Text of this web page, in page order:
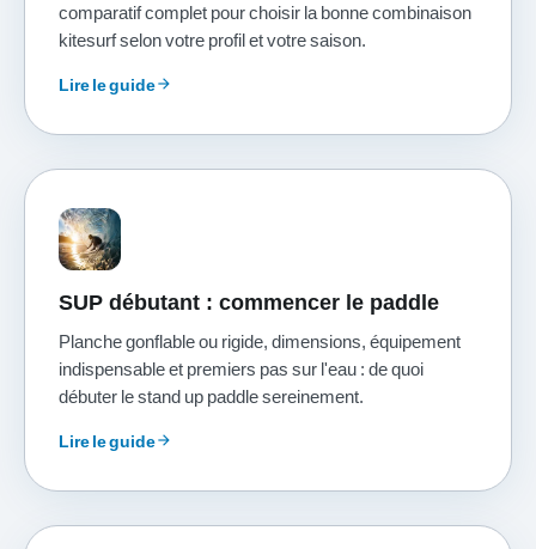
comparatif complet pour choisir la bonne combinaison
kitesurf selon votre profil et votre saison.
Lire le guidearrow_forward
SUP débutant : commencer le paddle
Planche gonflable ou rigide, dimensions, équipement
indispensable et premiers pas sur l'eau : de quoi
débuter le stand up paddle sereinement.
Lire le guidearrow_forward